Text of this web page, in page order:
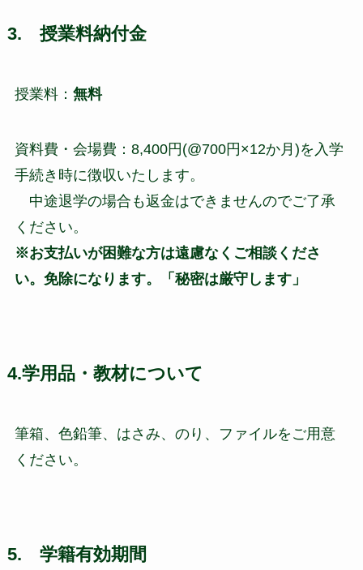
3. 授業料納付金
授業料： 無料
資料費・会場費：8,400円(@700円×12か月)を入学
手続き時に徴収いたします。
中途退学の場合も返金はできませんのでご了承
ください。
※お支払いが困難な方は遠慮なくご相談くださ
い。免除になります。「秘密は厳守します」
4.学用品・教材について
筆箱、色鉛筆、はさみ、のり、ファイルをご用意
ください。
5. 学籍有効期間